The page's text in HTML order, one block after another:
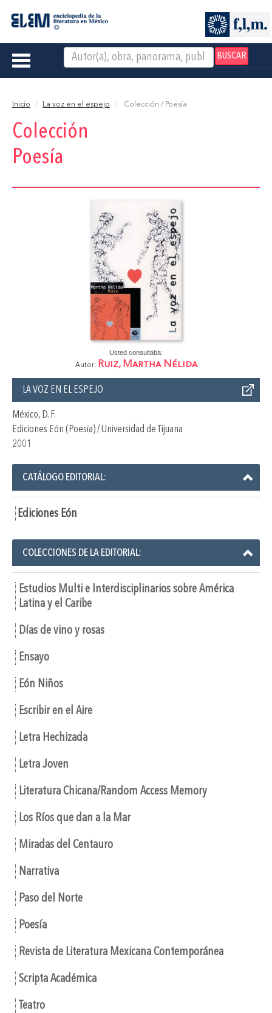
BUSCAR
Toggle
Inicio La voz en el espejo Colección / Poesía
Colección
Poesía
Usted consultaba:
Autor: Ruiz, Martha Nélida
LA VOZ EN EL ESPEJO
México, D. F.
Ediciones Eón (Poesía) / Universidad de Tijuana
2001
CATÁLOGO EDITORIAL:
Ediciones Eón
COLECCIONES DE LA EDITORIAL:
Estudios Multi e Interdisciplinarios sobre América
Latina y el Caribe
Días de vino y rosas
Ensayo
Eón Niños
Escribir en el Aire
Letra Hechizada
Letra Joven
Literatura Chicana/Random Access Memory
Los Ríos que dan a la Mar
Miradas del Centauro
Narrativa
Paso del Norte
Poesía
Revista de Literatura Mexicana Contemporánea
Scripta Académica
Teatro